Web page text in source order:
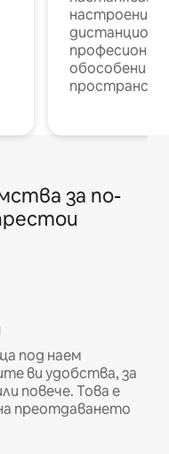
настроени и
обособени
за по-
под наем
ви удобства, за
повече. Това е
преотдаването